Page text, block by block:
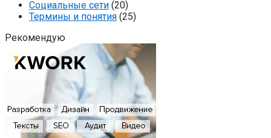
Социальные сети (20)
Термины и понятия (25)
Рекомендую